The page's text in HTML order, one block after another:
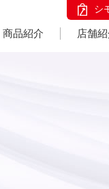
シ
商品紹介 店舗